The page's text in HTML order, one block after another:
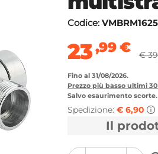
Codice: VMBRM1625
23,99€ €
Fino al 31/08/2026.
Prezzo più basso ultimi
Salvo esaurimento scorte.
Spedizione: € 6,90
Il